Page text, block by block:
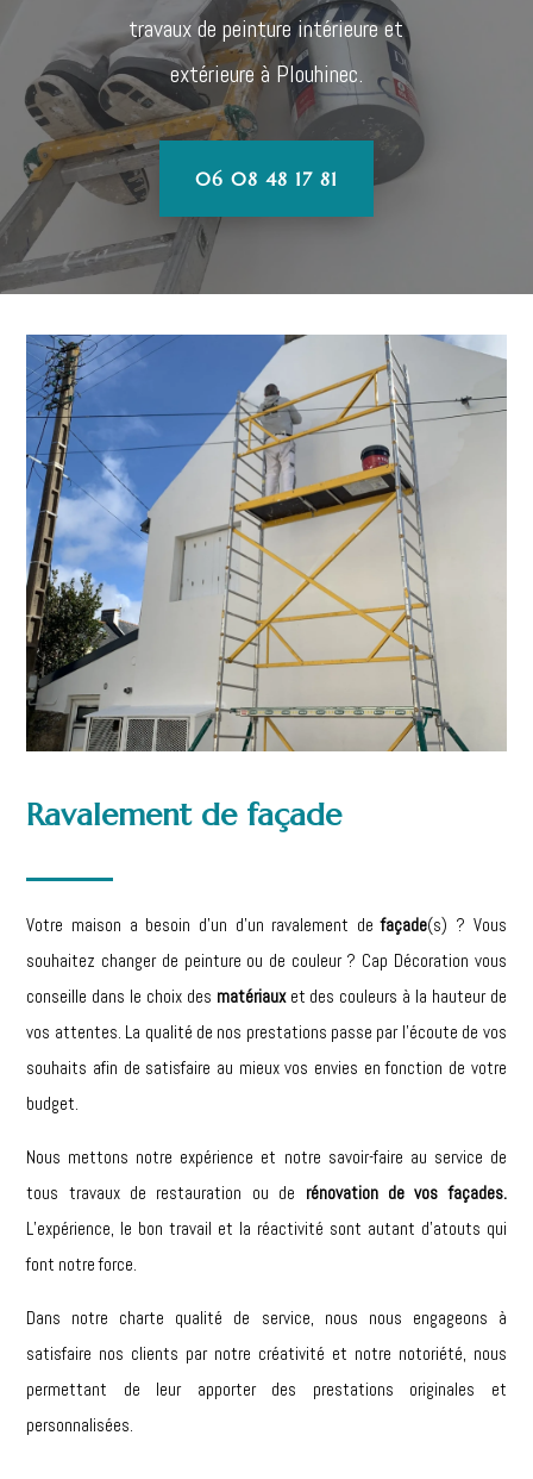
travaux de peinture intérieure et
extérieure à Plouhinec.
06 08 48 17 81
Ravalement de façade
Votre maison a besoin d’un d’un ravalement defaçade(s) ? Vous
souhaitez changer de peinture ou de couleur ? Cap Décoration vous
conseille dans le choix des matériauxet des couleurs à la hauteur de
vos attentes. La qualité de nos prestations passe par l’écoute de vos
souhaits afin de satisfaire au mieux vos envies en fonction de votre
budget.
Nous mettons notre expérience et notre savoir-faire au service de
tous travaux de restauration ou de rénovation de vos façades.
L’expérience, le bon travail et la réactivité sont autant d’atouts qui
font notre force.
Dans notre charte qualité de service, nous nous engageons à
satisfaire nos clients par notre créativité et notre notoriété, nous
permettant de leur apporter des prestations originales et
personnalisées.